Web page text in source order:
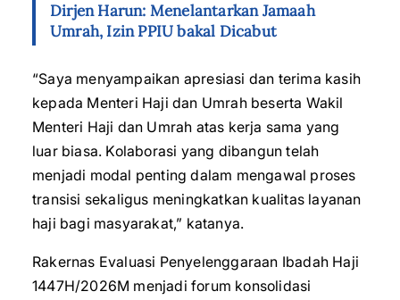
Dirjen Harun: Menelantarkan Jamaah
Umrah, Izin PPIU bakal Dicabut
“Saya menyampaikan apresiasi dan terima kasih
kepada Menteri Haji dan Umrah beserta Wakil
Menteri Haji dan Umrah atas kerja sama yang
luar biasa. Kolaborasi yang dibangun telah
menjadi modal penting dalam mengawal proses
transisi sekaligus meningkatkan kualitas layanan
haji bagi masyarakat,” katanya.
Rakernas Evaluasi Penyelenggaraan Ibadah Haji
1447H/2026M menjadi forum konsolidasi